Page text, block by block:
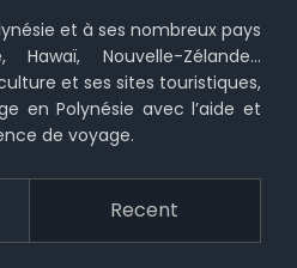
et à ses nombreux pays
Nouvelle-Zélande…
et ses sites touristiques,
en Polynésie avec l’aide et
de voyage.
Recent